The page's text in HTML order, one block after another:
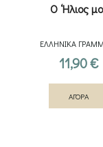
Ο ‘Ηλιος
ΕΛΛΗΝΙΚΑ
11,90€
ΑΓΟΡΑ